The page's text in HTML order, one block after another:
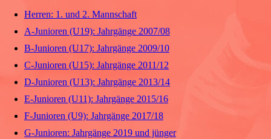
Herren: 1. und 2. Mannschaft
A-Junioren (U19): Jahrgänge 2007/08
B-Junioren (U17): Jahrgänge 2009/10
C-Junioren (U15): Jahrgänge 2011/12
D-Junioren (U13): Jahrgänge 2013/14
E-Junioren (U11): Jahrgänge 2015/16
F-Junioren (U9): Jahrgänge 2017/18
G-Junioren: Jahrgänge 2019 und jünger